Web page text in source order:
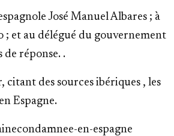
José Manuel Albares ; à
; et au délégué du gouvernement
de réponse. .
des sources ibériques , les
Espagne.
en-espagne